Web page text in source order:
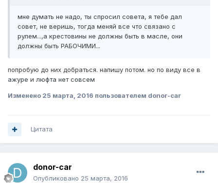
мне думать не надо, ты спросил совета, я тебе дал
совет, не веришь, тогда меняй все что связано с
рулем...,а крестовины не должны быть в масле, они
должны быть РАБОЧИМИ...
попробую до них добраться. напишу потом. но по виду все в
ажуре и люфта нет совсем
Изменено 25 марта, 2016 пользователем donor-car
Цитата
donor-car
Опубликовано 25 марта, 2016